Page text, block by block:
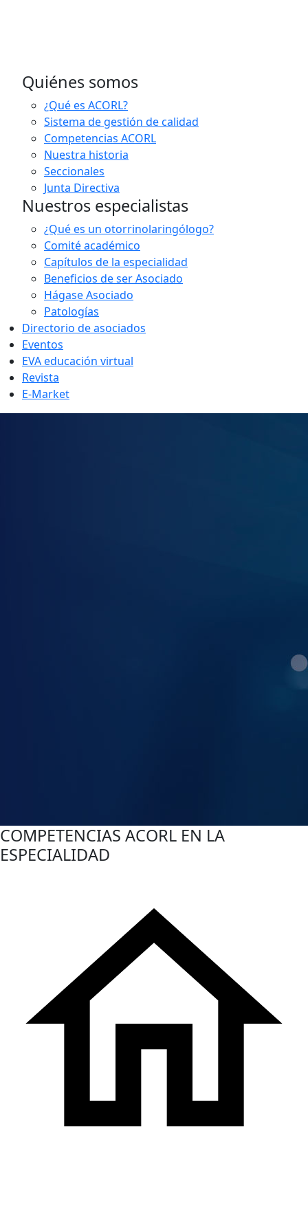
Quiénes somos
¿Qué es ACORL?
Sistema de gestión de calidad
Competencias ACORL
Nuestra historia
Seccionales
Junta Directiva
Nuestros especialistas
¿Qué es un otorrinolaringólogo?
Comité académico
Capítulos de la especialidad
Beneficios de ser Asociado
Hágase Asociado
Patologías
Directorio de asociados
Eventos
EVA educación virtual
Revista
E-Market
COMPETENCIAS ACORL EN LA
ESPECIALIDAD